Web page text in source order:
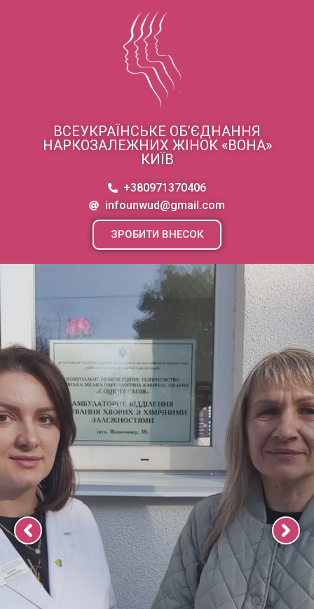
ВСЕУКРАЇНСЬКЕ ОБ’ЄДНАННЯ
НАРКОЗАЛЕЖНИХ ЖІНОК «ВОНА»
КИЇВ
+380971370406
infounwud@gmail.com
ЗРОБИТИ ВНЕСОК